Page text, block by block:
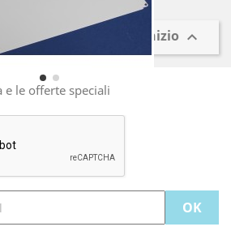
Torna all'inizio 
e le offerte speciali